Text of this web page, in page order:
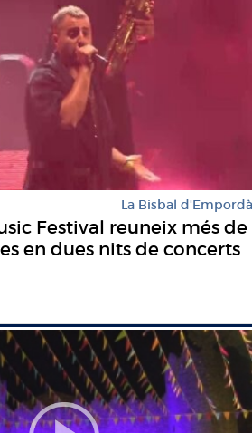
La Bisbal d'Empordà
Festival reuneix més de
en dues nits de concerts